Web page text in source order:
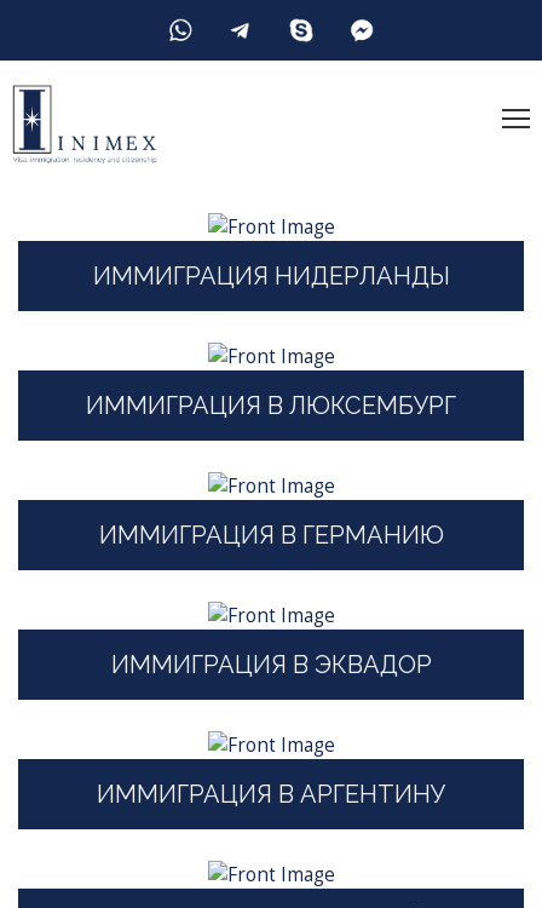
ИММИГРАЦИЯ НИДЕРЛАНДЫ
ИММИГРАЦИЯ В ЛЮКСЕМБУРГ
ИММИГРАЦИЯ В ГЕРМАНИЮ
ИММИГРАЦИЯ В ЭКВАДОР
ИММИГРАЦИЯ В АРГЕНТИНУ